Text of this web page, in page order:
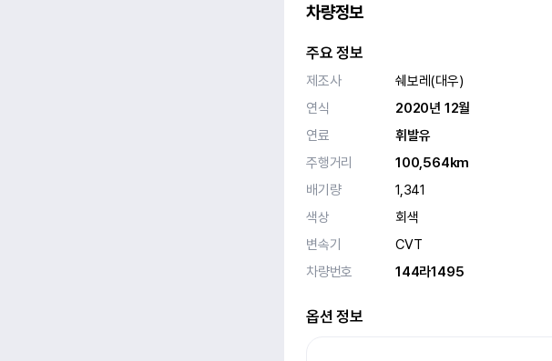
차량정보
주요 정보
제조사
쉐보레(대우)
연식
2020년 12월
연료
휘발유
주행거리
100,564km
배기량
1,341
색상
회색
변속기
CVT
차량번호
144라1495
옵션 정보